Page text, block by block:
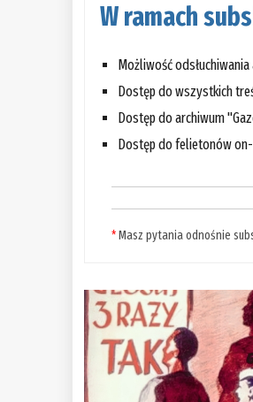
W ramach
Możliwość
Dostęp do wszystkich
Dostęp do archiwum
Dostęp do felietonów
*Masz pytania odnośnie